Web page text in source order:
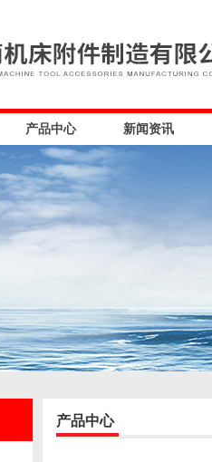
产品中心 新闻资讯
产品中心